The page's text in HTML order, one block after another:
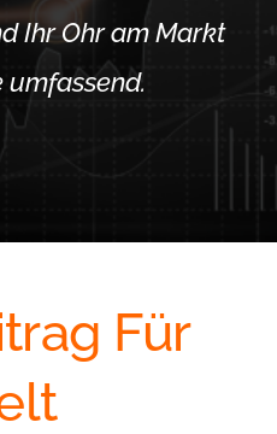
Ihr Ohr am Markt
Für